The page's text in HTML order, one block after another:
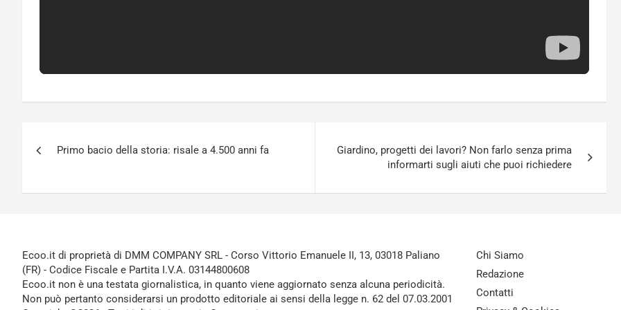
Primo bacio della storia: risale a 4.500 anni fa
Giardino, progetti dei lavori? Non farlo senza prima
informarti sugli aiuti che puoi richiedere
Ecoo.it di proprietà di DMM COMPANY SRL - Corso Vittorio Emanuele II, 13, 03018 Paliano
(FR) - Codice Fiscale e Partita I.V.A. 03144800608
Ecoo.it non è una testata giornalistica, in quanto viene aggiornato senza alcuna periodicità.
Non può pertanto considerarsi un prodotto editoriale ai sensi della legge n. 62 del 07.03.2001
Chi Siamo
Redazione
Contatti